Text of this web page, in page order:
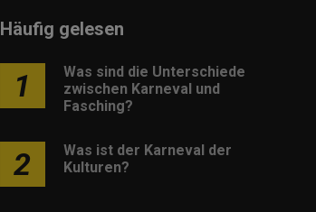
Häufig gelesen
1
Was sind die Unterschiede
zwischen Karneval und
Fasching?
2
Was ist der Karneval der
Kulturen?